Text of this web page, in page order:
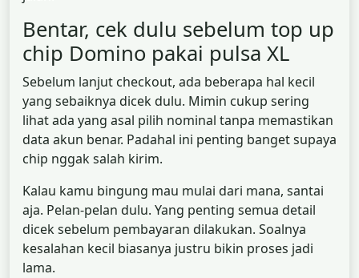
Bentar, cek dulu sebelum top up
chip Domino pakai pulsa XL
Sebelum lanjut checkout, ada beberapa hal kecil
yang sebaiknya dicek dulu. Mimin cukup sering
lihat ada yang asal pilih nominal tanpa memastikan
data akun benar. Padahal ini penting banget supaya
chip nggak salah kirim.
Kalau kamu bingung mau mulai dari mana, santai
aja. Pelan-pelan dulu. Yang penting semua detail
dicek sebelum pembayaran dilakukan. Soalnya
kesalahan kecil biasanya justru bikin proses jadi
lama.